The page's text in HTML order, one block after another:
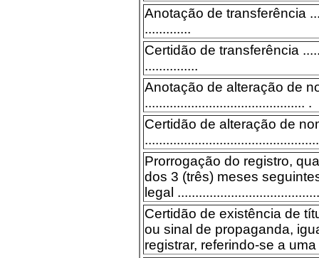
Anotação de transferência
.............
Certidão de transferência
...............
Anotação de alteração de
............................................. .
Certidão de alteração de
Prorrogação do registro,
dos 3 (três) meses
legal
Certidão de existência de
ou sinal de propaganda,
registrar, referindo-se a